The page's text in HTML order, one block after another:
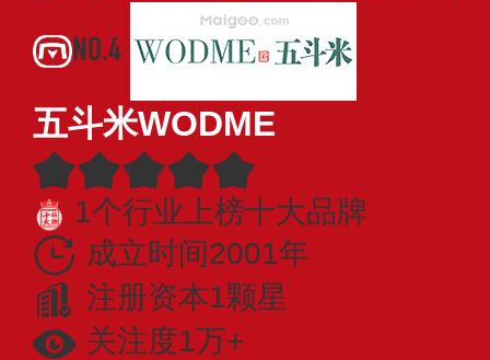
NO.4
五斗米WODME
1个行业上榜十大品牌
成立时间2001年
注册资本1颗星
关注度1万+